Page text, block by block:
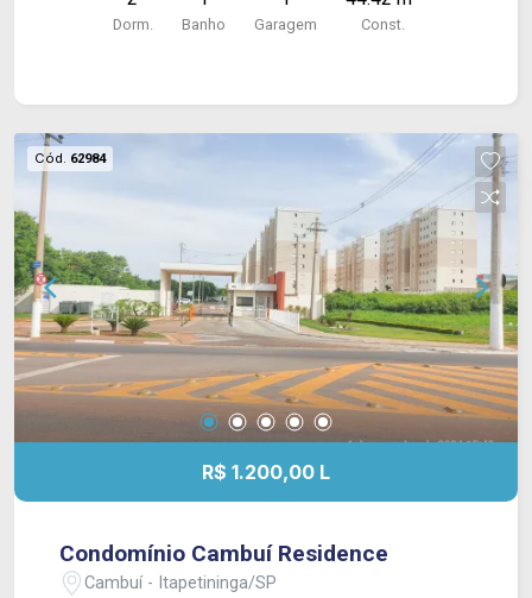
Dorm. Banho Garagem Const.
Cód. 62984
R$ 1.200,00 L
Condomínio Cambuí Residence
Cambuí - Itapetininga/SP